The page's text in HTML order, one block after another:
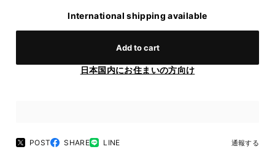
International shipping available
Add to cart
日本国内にお住まいの方向け
POST SHARE LINE 通報する